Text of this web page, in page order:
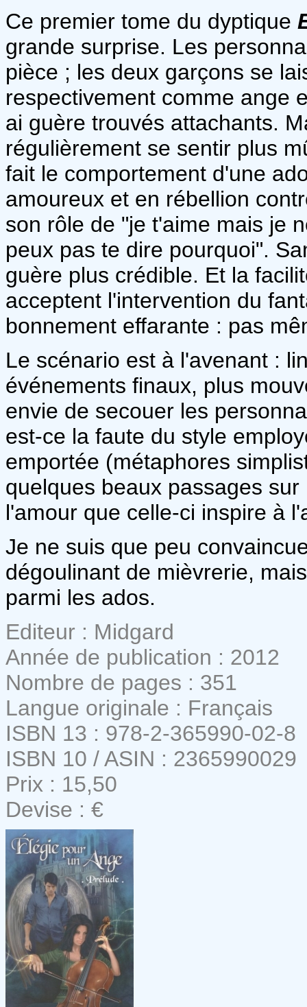
Ce premier tome du dyptique
grande surprise. Les
pièce ; les deux garçons se
respectivement comme ange
ai guère trouvés attachants.
régulièrement se sentir plus
fait le comportement d'une
amoureux et en rébellion
son rôle de "je t'aime mais je
peux pas te dire pourquoi".
guère plus crédible. Et la
acceptent l'intervention du
bonnement effarante : pas
Le scénario est à l'avenant :
événements finaux, plus
envie de secouer les
est-ce la faute du style
emportée (métaphores
quelques beaux passages
l'amour que celle-ci inspire à
Je ne suis que peu
dégoulinant de mièvrerie,
parmi les ados.
Editeur : Midgard
Année de publication : 2012
Nombre de pages : 351
Langue originale : Français
ISBN 13 : 978-2-365990-02-8
ISBN 10 / ASIN : 2365990029
Prix : 15,50
Devise : €